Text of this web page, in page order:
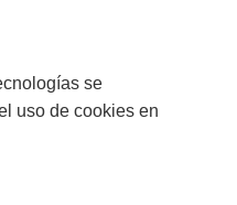
se
uso de cookies en